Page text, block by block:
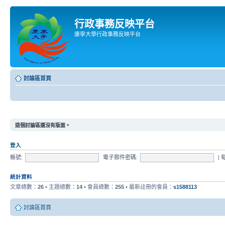
行政事務反映平台
康寧大學行政事務反映平台
討論區首頁
這個討論區還沒有版面。
登入
帳號:
電子郵件密碼: |
統計資料
文章總數： 26 • 主題總數： 14 • 會員總數： 255 • 最新註冊的會員： s1588113
討論區首頁